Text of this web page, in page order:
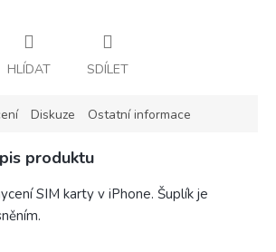
HLÍDAT SDÍLET
Diskuze Ostatní informace
produktu
SIM karty v iPhone. Šuplík je